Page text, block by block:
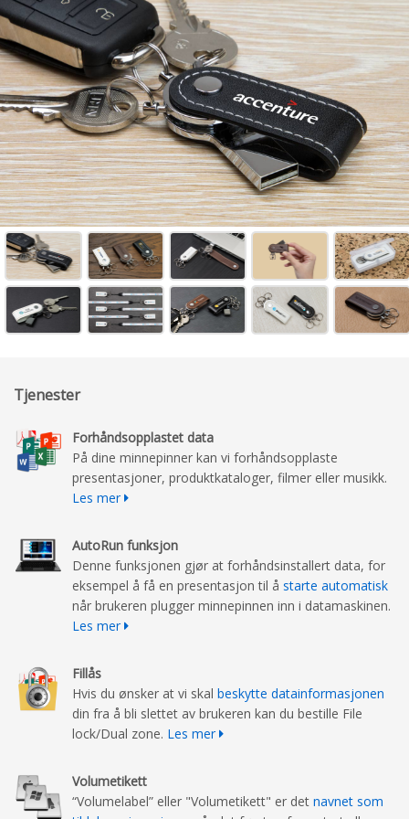
Tjenester
Forhåndsopplastet data
På dine minnepinner kan vi forhåndsopplaste
presentasjoner, produktkataloger, filmer eller musikk.
Les mer
AutoRun funksjon
Denne funksjonen gjør at forhåndsinstallert data, for
eksempel å få en presentasjon til å starte automatisk
når brukeren plugger minnepinnen inn i datamaskinen.
Les mer
Fillås
Hvis du ønsker at vi skal beskytte datainformasjonen
din fra å bli slettet av brukeren kan du bestille File
lock/Dual zone. Les mer
Volumetikett
“Volumelabel” eller "Volumetikett" er det navnet som